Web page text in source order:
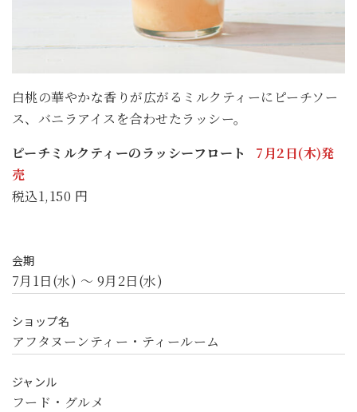
白桃の華やかな香りが広がるミルクティーにピーチソー
ス、バニラアイスを合わせたラッシー。
ピーチミルクティーのラッシーフロート
7月2日(木)発
売
税込1,150 円
会期
7月1日(水) 〜 9月2日(水)
ショップ名
アフタヌーンティー・ティールーム
ジャンル
フード・グルメ